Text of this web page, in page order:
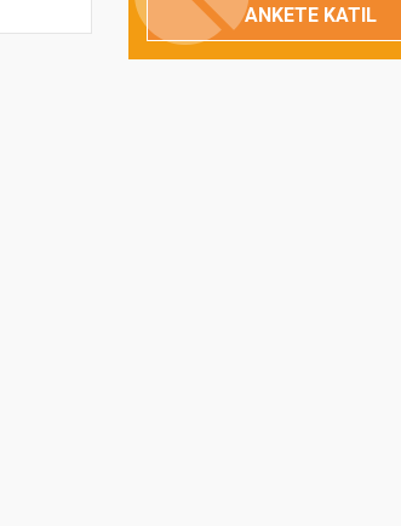
Odaklı Olması da
Gerekir?
ANKETE KATIL